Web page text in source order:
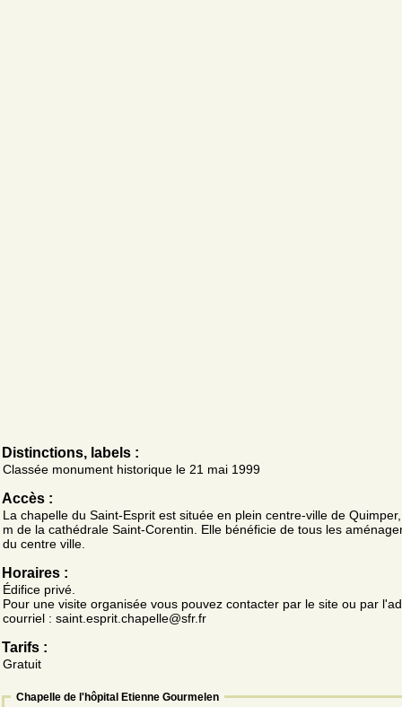
Distinctions, labels :
Classée monument historique le 21 mai 1999
Accès :
La chapelle du Saint-Esprit est située en plein centre-ville de
m de la cathédrale Saint-Corentin. Elle bénéficie de tous les
du centre ville.
Horaires :
Édifice privé.
Pour une visite organisée vous pouvez contacter par le site ou par
courriel : saint.esprit.chapelle@sfr.fr
Tarifs :
Gratuit
Chapelle de l'hôpital Etienne Gourmelen